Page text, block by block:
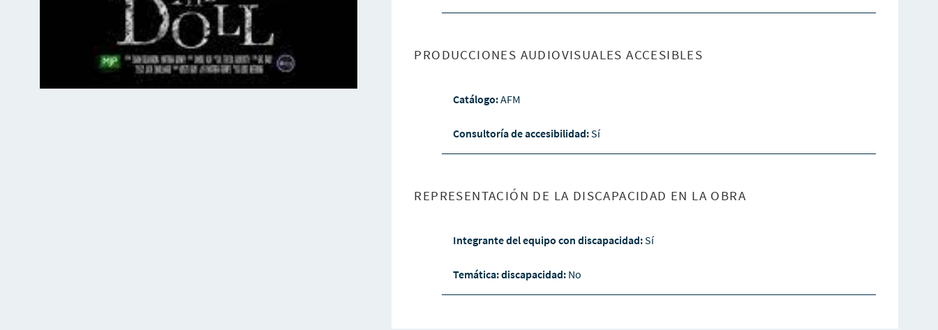
PRODUCCIONES AUDIOVISUALES ACCESIBLES
Catálogo:AFM
Consultoría de accesibilidad:Sí
REPRESENTACIÓN DE LA DISCAPACIDAD EN LA OBRA
Integrante del equipo con discapacidad:Sí
Temática: discapacidad: No